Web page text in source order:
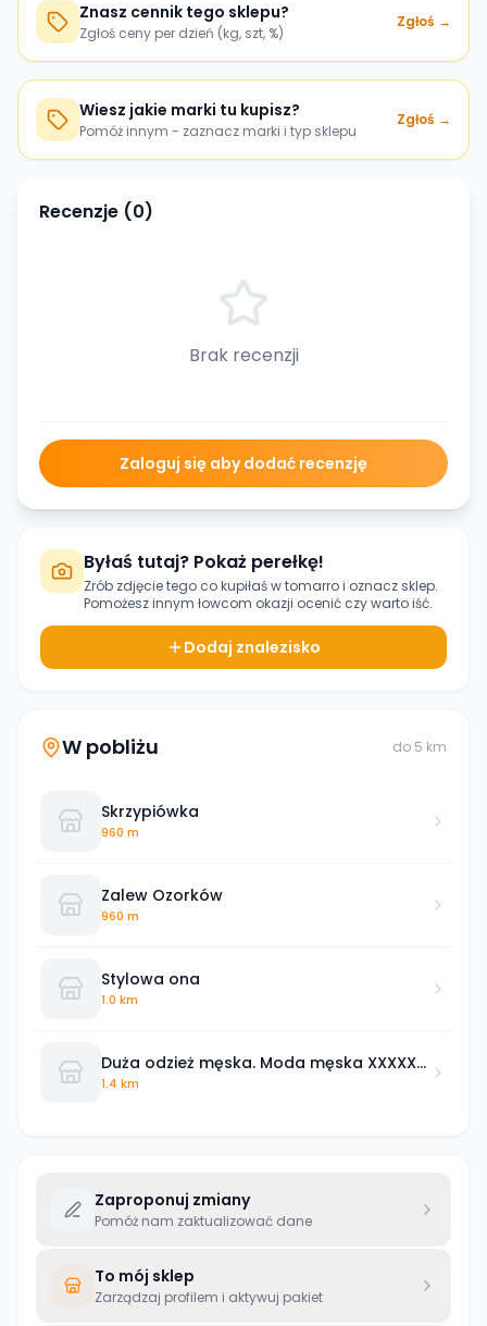
Znasz cennik tego sklepu?
Zgłoś ceny per dzień (kg, szt, %)
Zgłoś →
Wiesz jakie marki tu kupisz?
Pomóż innym - zaznacz marki i typ sklepu
Zgłoś →
Recenzje (0)
Brak recenzji
Zaloguj się aby dodać recenzję
Byłaś tutaj? Pokaż perełkę!
Zrób zdjęcie tego co kupiłaś wtomarroi oznacz sklep.
Pomożesz innym łowcom okazji ocenić czy warto iść.
Dodaj znalezisko
W pobliżu do 5 km
Skrzypiówka
960 m
Zalew Ozorków
960 m
Stylowa ona
1.0 km
Duża odzież męska. Moda męska XXXXXL.
Sklep Matador Łódź
1.4 km
Zaproponuj zmiany
Pomóż nam zaktualizować dane
To mój sklep
Zarządzaj profilem i aktywuj pakiet